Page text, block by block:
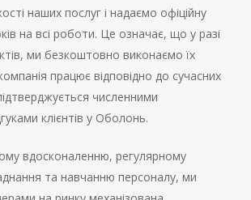
наших послуг і надаємо офіційну
на всі роботи. Це означає, що у разі
ми безкоштовно виконаємо їх
працює відповідно до сучасних
численними
клієнтів у Оболонь.
вдосконаленню, регулярному
та навчанню персоналу, ми